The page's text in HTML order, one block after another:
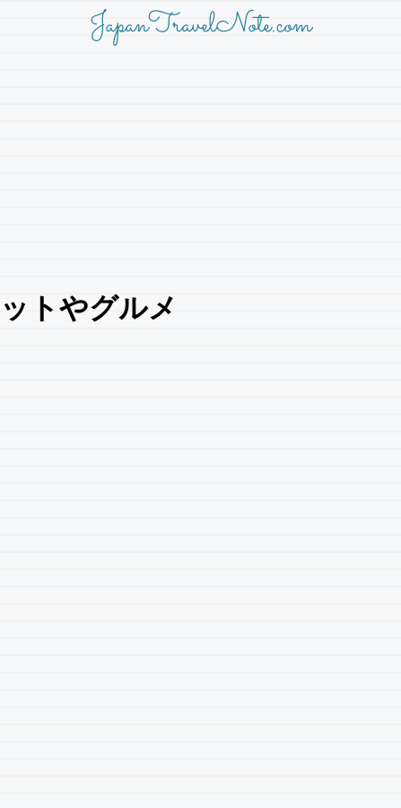
JapanTravelNote.com
トやグルメ